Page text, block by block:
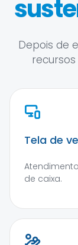
Depois de
Tela de
de caixa.